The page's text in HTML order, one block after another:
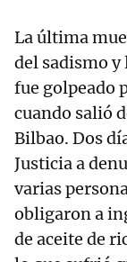
La última
del sadismo y
fue golpeado
cuando salió
Bilbao. Dos
Justicia a
varias
obligaron a
de aceite de